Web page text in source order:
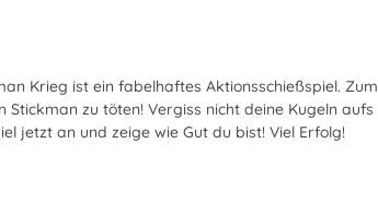
Krieg ist ein fabelhaftes Aktionsschießspiel. Zum
zu töten! Vergiss nicht deine Kugeln aufs
jetzt an und zeige wie Gut du bist! Viel Erfolg!